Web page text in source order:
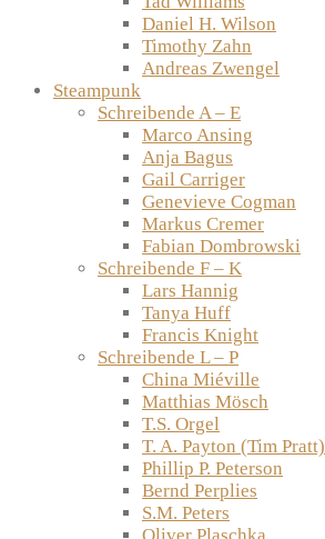
Daniel H. Wilson
Timothy Zahn
Andreas Zwengel
Steampunk
Schreibende A – E
Marco Ansing
Anja Bagus
Gail Carriger
Genevieve Cogman
Markus Cremer
Fabian Dombrowski
Schreibende F – K
Lars Hannig
Tanya Huff
Francis Knight
Schreibende L – P
China Miéville
Matthias Mösch
T.S. Orgel
T. A. Payton (Tim Pratt)
Phillip P. Peterson
Bernd Perplies
S.M. Peters